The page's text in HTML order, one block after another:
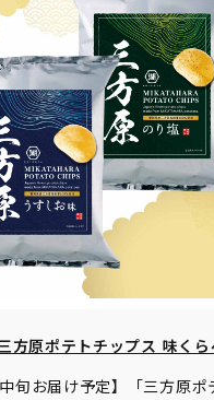
三方原ポテトチップス 味く
中旬お届け予定】「三方原ポ